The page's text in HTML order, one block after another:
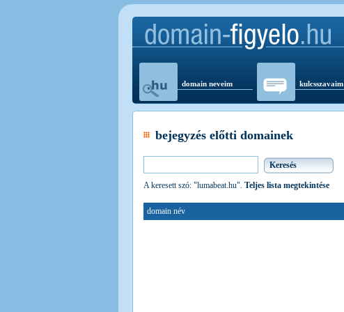
domain neveim kulcsszavaim
bejegyzés előtti domainek
A keresett szó: "lumabeat.hu". Teljes lista megtekintése
domain név